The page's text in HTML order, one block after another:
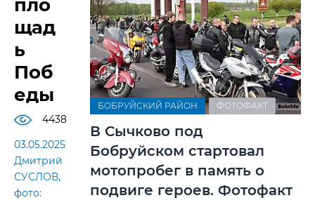
пло
щад
ь
Поб
еды
4438
03.05.2025
Дмитрий
СУСЛОВ,
фото:
БОБРУЙСКИЙ РАЙОН ФОТОФАКТ
В Сычково под
Бобруйском стартовал
мотопробег в память о
подвиге героев. Фотофакт